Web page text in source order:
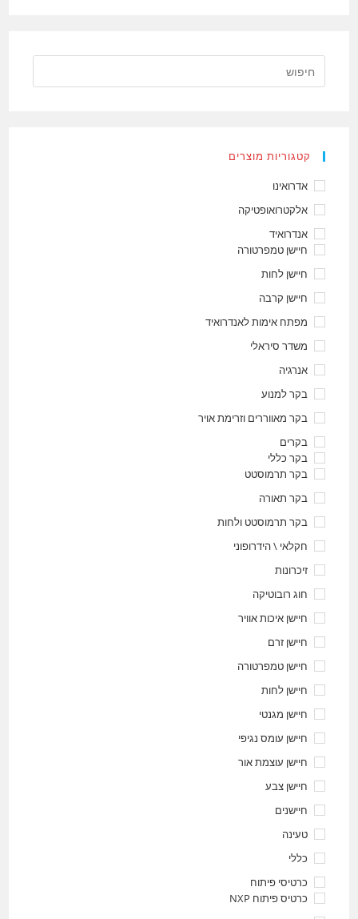
קטגוריות מוצרים
אדרואינו
אלקטרואופטיקה
אנדרואיד
חיישן טמפרטורה
חיישן לחות
חיישן קרבה
מפתח אימות לאנדרואיד
משדר סיראלי
אנרגיה
בקר למנוע
בקר מאווררים וזרימת אויר
בקרים
בקר כללי
בקר תרמוסטט
בקר תאורה
בקר תרמוסטט ולחות
חקלאי \ הידרופוני
זיכרונות
חוג רובוטיקה
חיישן איכות אוויר
חיישן זרם
חיישן טמפרטורה
חיישן לחות
חיישן מגנטי
חיישן עומס נגיפי
חיישן עוצמת אור
חיישן צבע
חיישנים
טעינה
כללי
כרטיסי פיתוח
כרטיס פיתוח NXP